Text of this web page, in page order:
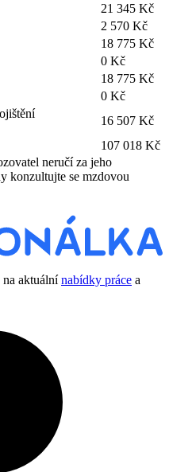
21 345 Kč
2 570 Kč
18 775 Kč
0 Kč
18 775 Kč
0 Kč
16 507 Kč
107 018 Kč
neručí za jeho
konzultujte se mzdovou
na aktuálnínabídky práce a